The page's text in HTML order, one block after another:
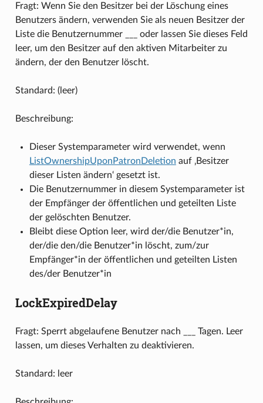
Fragt: Wenn Sie den Besitzer bei der Löschung eines
Benutzers ändern, verwenden Sie als neuen Besitzer der
Liste die Benutzernummer ___ oder lassen Sie dieses Feld
leer, um den Besitzer auf den aktiven Mitarbeiter zu
ändern, der den Benutzer löscht.
Standard: (leer)
Beschreibung:
Dieser Systemparameter wird verwendet, wenn
ListOwnershipUponPatronDeletion auf ‚Besitzer
dieser Listen ändern‘ gesetzt ist.
Die Benutzernummer in diesem Systemparameter ist
der Empfänger der öffentlichen und geteilten Liste
der gelöschten Benutzer.
Bleibt diese Option leer, wird der/die Benutzer*in,
der/die den/die Benutzer*in löscht, zum/zur
Empfänger*in der öffentlichen und geteilten Listen
des/der Benutzer*in
LockExpiredDelay
Fragt: Sperrt abgelaufene Benutzer nach ___ Tagen. Leer
lassen, um dieses Verhalten zu deaktivieren.
Standard: leer